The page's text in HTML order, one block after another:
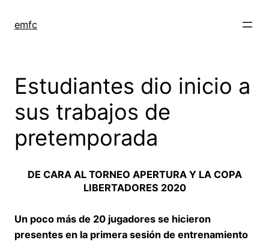
emfc
Estudiantes dio inicio a
sus trabajos de
pretemporada
DE CARA AL TORNEO APERTURA Y LA COPA
LIBERTADORES 2020
Un poco más de 20 jugadores se hicieron
presentes en la primera sesión de entrenamiento